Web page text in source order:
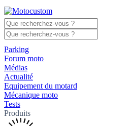
Parking
Forum moto
Médias
Actualité
Equipement du motard
Mécanique moto
Tests
Produits